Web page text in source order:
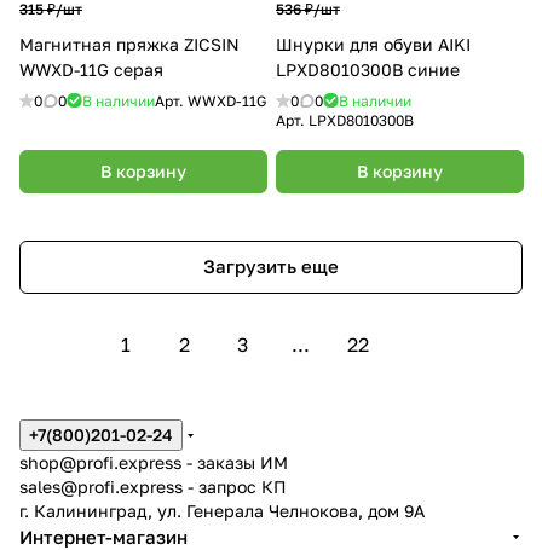
315 ₽/шт
Магнитная пряжка ZICSIN
WWXD-11G серая
0 0 В наличииАрт. WWXD-11G
В корзину
536 ₽/шт
Шнурки для обуви AIKI
LPXD8010300B синие
0 0
В наличии
Арт. LPXD8010300B
В корзину
Загрузить еще
1 2 3 ... 22
+7(800)201-02-24
shop@profi.express - заказы ИМ
sales@profi.express - запрос КП
г. Калининград, ул. Генерала Челнокова, дом 9A
Интернет-магазин